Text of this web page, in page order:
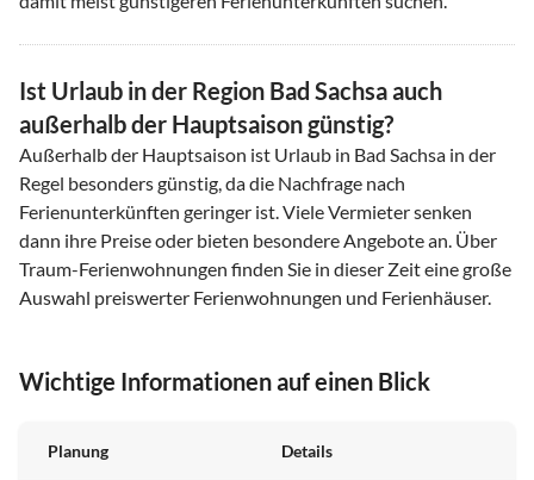
Ist Urlaub in der Region Bad Sachsa auch
außerhalb der Hauptsaison günstig?
Außerhalb der Hauptsaison ist Urlaub in Bad Sachsa in der
Regel besonders günstig, da die Nachfrage nach
Ferienunterkünften geringer ist. Viele Vermieter senken
dann ihre Preise oder bieten besondere Angebote an. Über
Traum-Ferienwohnungen finden Sie in dieser Zeit eine große
Auswahl preiswerter Ferienwohnungen und Ferienhäuser.
Wichtige Informationen auf einen Blick
Planung Details